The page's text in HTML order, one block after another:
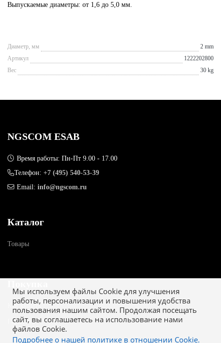
Выпускаемые диаметры: от 1,6 до 5,0 мм.
Диаметр, мм
2 mm
Артикул
1222202800
Вес
30 kg
Мы используем файлы Cookie для улучшения
работы, персонализации и повышения удобства
пользования нашим сайтом. Продолжая посещать
сайт, вы соглашаетесь на использование нами
файлов Cookie.
Подробнее о нашей политике в отношении Cookie.
NGSCOM ESAB
Время работы: Пн-Пт 9.00 - 17.00
Телефон: +7 (495) 540-53-39
Email: info@ngscom.ru
Каталог
Товары
Как купить
Гарантия